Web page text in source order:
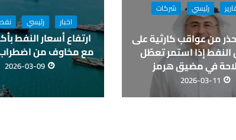
رئيسي
شركات
من عواقب كارثية على
إذا استمر تعطّل
في مضيق هرمز
2026-03-11
اخبار رئيسي
مع مخاوف من اضطراب
2026-03-09